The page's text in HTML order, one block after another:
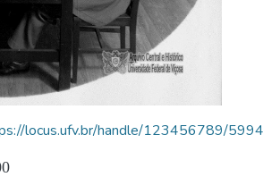
locus.ufv.br/handle/123456789/5994